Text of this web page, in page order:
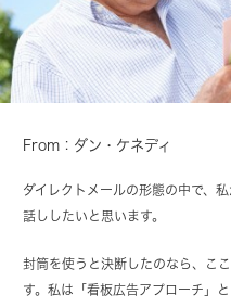
From：ダン・ケネディ
ダイレクトメールの形態の中で、
話ししたいと思います。
封筒を使うと決断したのなら、こ
す。私は「看板広告アプローチ」